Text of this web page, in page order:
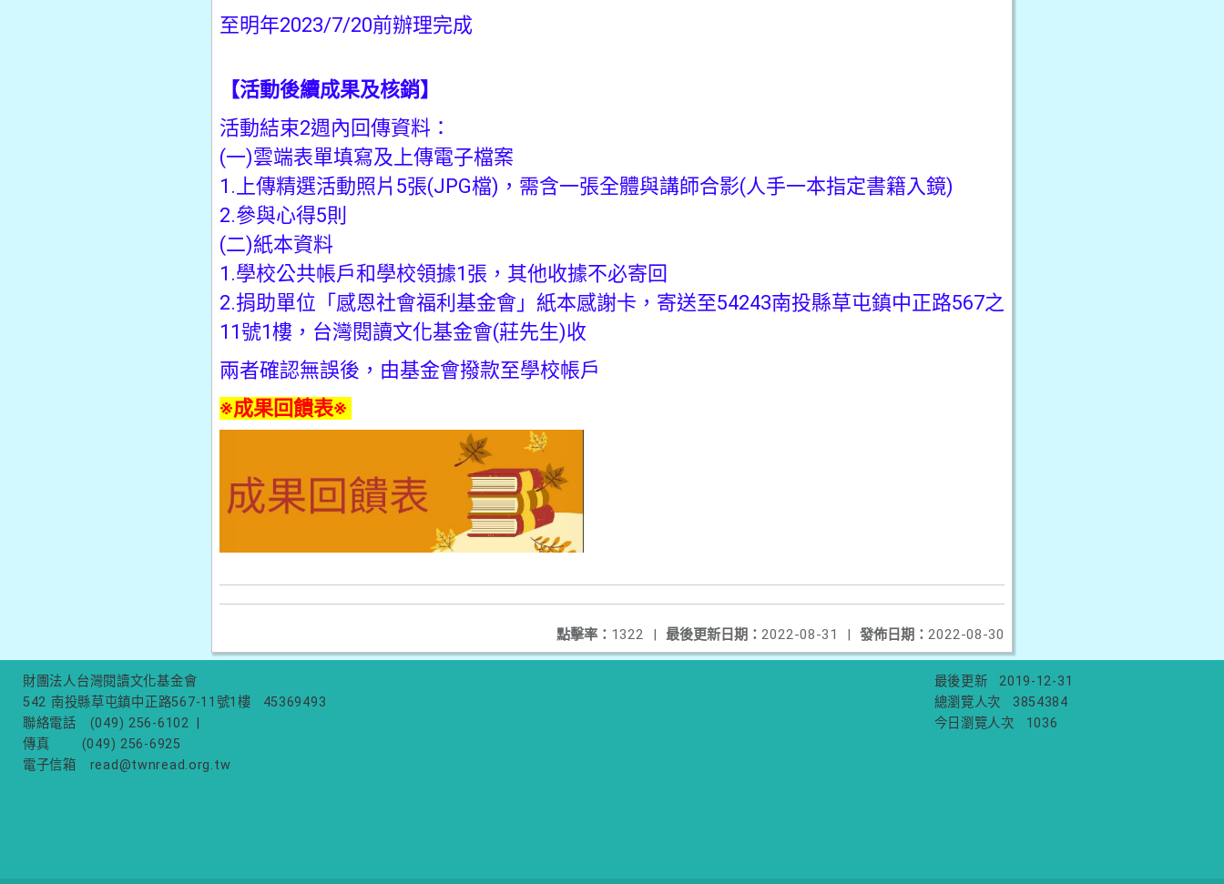
至明年2023/7/20前辦理完成
【活動後續成果及核銷】
活動結束2週內回傳資料：
(一)雲端表單填寫及上傳電子檔案
1.上傳精選活動照片5張(JPG檔)，需含一張全體與講師合影(人手一本指定書籍入鏡)
2.參與心得5則
(二)紙本資料
1.學校公共帳戶和學校領據1張，其他收據不必寄回
2.捐助單位「感恩社會福利基金會」紙本感謝卡，寄送至54243南投縣草屯鎮中正路567之
11號1樓，台灣閱讀文化基金會(莊先生)收
兩者確認無誤後，由基金會撥款至學校帳戶
※成果回饋表※
發佈日期： 2022-08-30
最後更新日期： 2022-08-31 |
點擊率： 1322 |
財團法人台灣閱讀文化基金會
542 南投縣草屯鎮中正路567-11號1樓
45369493
聯絡電話
(049) 256-6102
傳真
(049) 256-6925
電子信箱
read@twnread.org.tw
最後更新
2019-12-31
總瀏覽人次
3854384
今日瀏覽人次
1036